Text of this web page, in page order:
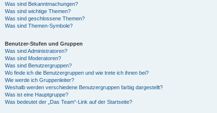
Was sind Bekanntmachungen?
Was sind wichtige Themen?
Was sind geschlossene Themen?
Was sind Themen-Symbole?
Benutzer-Stufen und Gruppen
Was sind Administratoren?
Was sind Moderatoren?
Was sind Benutzergruppen?
Wo finde ich die Benutzergruppen und wie trete ich ihnen bei?
Wie werde ich Gruppenleiter?
Weshalb werden verschiedene Benutzergruppen farbig dargestellt?
Was ist eine Hauptgruppe?
Was bedeutet der „Das Team“-Link auf der Startseite?